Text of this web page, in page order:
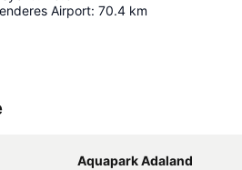
Airport: 70.4 km
Aquapark Adaland